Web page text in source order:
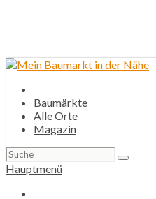
Baumärkte
Alle Orte
Magazin
Suchen
nach:
Hauptmenü